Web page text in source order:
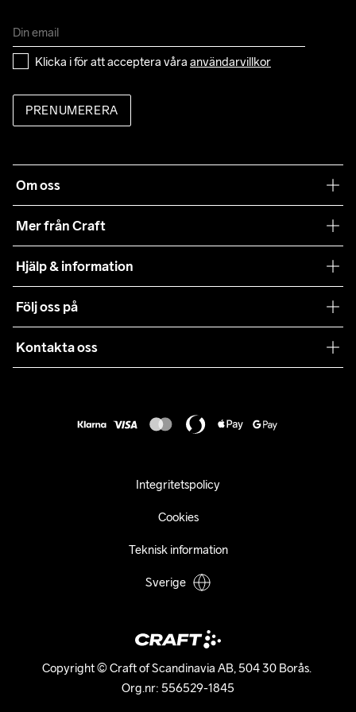
Klicka i för att acceptera våra användarvillkor
PRENUMERERA
Om oss
Mer från Craft
Teamwear
Hållbarhet
Samarbeten
Hjälp & information
Våra köpvillkor
Retur
Följ oss på
Kontakta oss
Copyright © Craft of Scandinavia AB, 504 30 Borås.
Org.nr: 556529-1845
Integritetspolicy
Cookies
Teknisk information
Sverige